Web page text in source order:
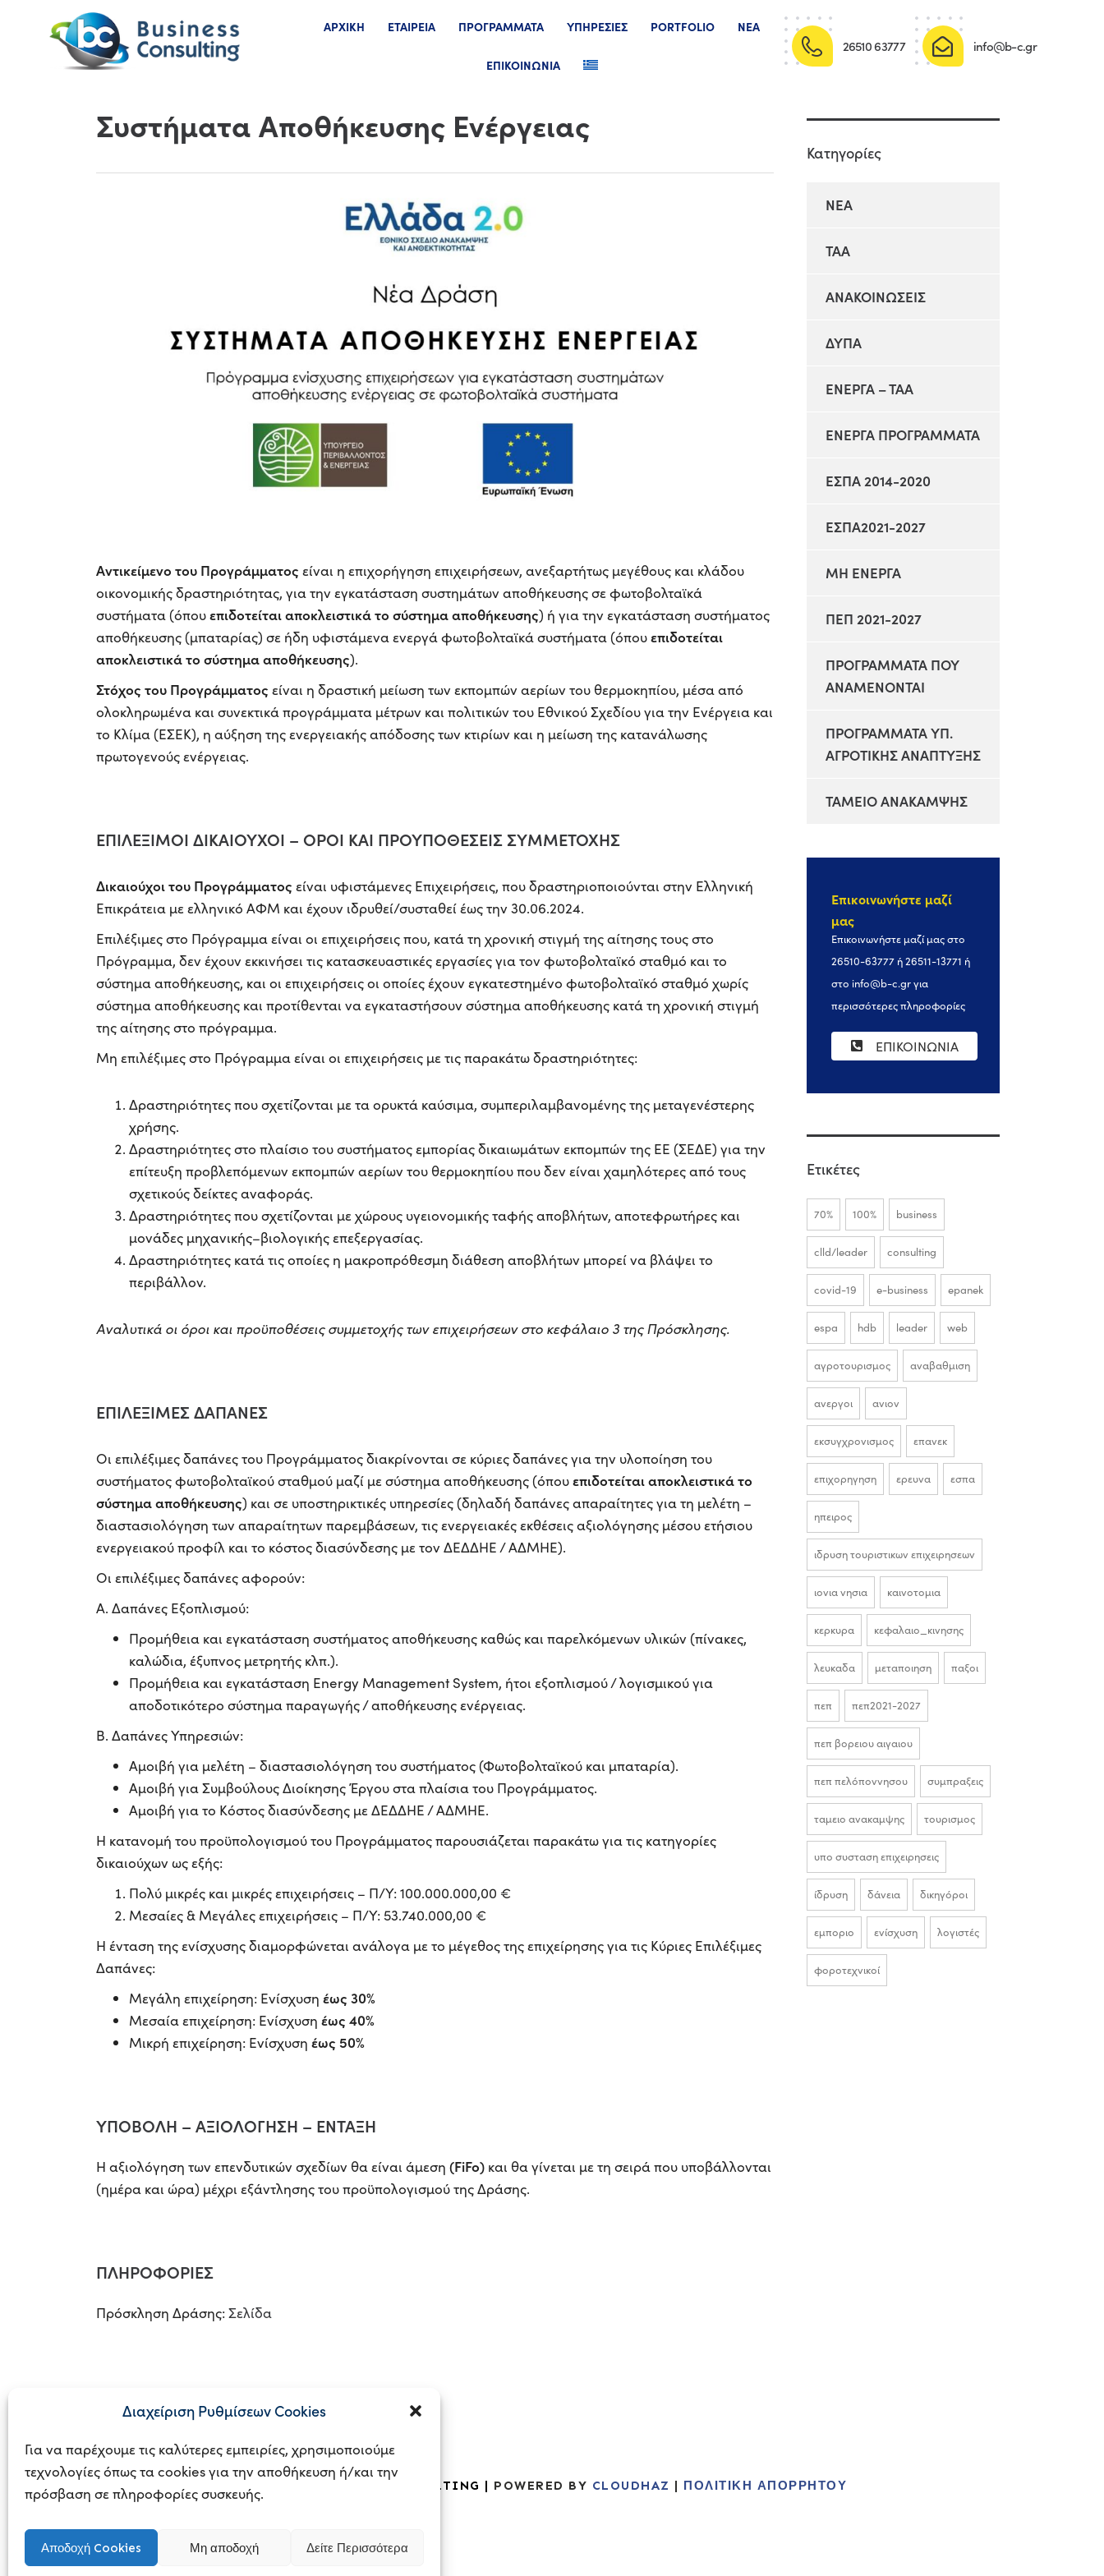
Διαχείριση Ρυθμίσεων Cookies
Για να παρέχουμε τις καλύτερες εμπειρίες, χρησιμοποιούμε
τεχνολογίες όπως τα cookies για την αποθήκευση ή/και την
πρόσβαση σε πληροφορίες συσκευής.
Αποδοχή Cookies Μη αποδοχή Δείτε Περισσότερα
ΑΡΧΙΚΗ ΕΤΑΙΡΕΙΑ ΠΡΟΓΡΑΜΜΑΤΑ ΥΠΗΡΕΣΙΕΣ PORTFOLIO ΝΈΑ
ΕΠΙΚΟΙΝΩΝΙΑ
26510 63777 info@b-c.gr
Συστήματα Αποθήκευσης Ενέργειας
Αντικείμενο του Προγράμματος είναι η επιχορήγηση επιχειρήσεων, ανεξαρτήτως μεγέθους και κλάδου
οικονομικής δραστηριότητας, για την εγκατάσταση συστημάτων αποθήκευσης σε φωτοβολταϊκά
συστήματα (όπουεπιδοτείται αποκλειστικά το σύστημα αποθήκευσης) ή για την εγκατάσταση συστήματος
αποθήκευσης (μπαταρίας) σε ήδη υφιστάμενα ενεργά φωτοβολταϊκά συστήματα (όπουεπιδοτείται
αποκλειστικά το σύστημα αποθήκευσης).
Στόχος του Προγράμματος είναι η δραστική μείωση των εκπομπών αερίων του θερμοκηπίου, μέσα από
ολοκληρωμένα και συνεκτικά προγράμματα μέτρων και πολιτικών του Εθνικού Σχεδίου για την Ενέργεια και
το Κλίμα (ΕΣΕΚ), η αύξηση της ενεργειακής απόδοσης των κτιρίων και η μείωση της κατανάλωσης
πρωτογενούς ενέργειας.
ΕΠΙΛΕΞΙΜΟΙ ΔΙΚΑΙΟΥΧΟΙ – ΟΡΟΙ ΚΑΙ ΠΡΟΥΠΟΘΕΣΕΙΣ ΣΥΜΜΕΤΟΧΗΣ
Δικαιούχοι του Προγράμματος είναι υφιστάμενες Επιχειρήσεις, που δραστηριοποιούνται στην Ελληνική
Επικράτεια με ελληνικό ΑΦΜ και έχουν ιδρυθεί/συσταθεί έως την 30.06.2024.
Επιλέξιμες στο Πρόγραμμα είναι οι επιχειρήσεις που, κατά τη χρονική στιγμή της αίτησης τους στο
Πρόγραμμα, δεν έχουν εκκινήσει τις κατασκευαστικές εργασίες για τον φωτοβολταϊκό σταθμό και το
σύστημα αποθήκευσης, και οι επιχειρήσεις οι οποίες έχουν εγκατεστημένο φωτοβολταϊκό σταθμό χωρίς
σύστημα αποθήκευσης και προτίθενται να εγκαταστήσουν σύστημα αποθήκευσης κατά τη χρονική στιγμή
της αίτησης στο πρόγραμμα.
Μη επιλέξιμες στο Πρόγραμμα είναι οι επιχειρήσεις με τις παρακάτω δραστηριότητες:
Δραστηριότητες που σχετίζονται με τα ορυκτά καύσιμα, συμπεριλαμβανομένης της μεταγενέστερης
χρήσης.
Δραστηριότητες στο πλαίσιο του συστήματος εμπορίας δικαιωμάτων εκπομπών της ΕΕ (ΣΕΔΕ) για την
επίτευξη προβλεπόμενων εκπομπών αερίων του θερμοκηπίου που δεν είναι χαμηλότερες από τους
σχετικούς δείκτες αναφοράς.
Δραστηριότητες που σχετίζονται με χώρους υγειονομικής ταφής αποβλήτων, αποτεφρωτήρες και
μονάδες μηχανικής–βιολογικής επεξεργασίας.
Δραστηριότητες κατά τις οποίες η μακροπρόθεσμη διάθεση αποβλήτων μπορεί να βλάψει το
περιβάλλον.
Αναλυτικά οι όροι και προϋποθέσεις συμμετοχής των επιχειρήσεων στο κεφάλαιο 3 της Πρόσκλησης.
ΕΠΙΛΕΞΙΜΕΣ ΔΑΠΑΝΕΣ
Οι επιλέξιμες δαπάνες του Προγράμματος διακρίνονται σε κύριες δαπάνες για την υλοποίηση του
συστήματος φωτοβολταϊκού σταθμού μαζί με σύστημα αποθήκευσης (όπουεπιδοτείται αποκλειστικά το
σύστημα αποθήκευσης) και σε υποστηρικτικές υπηρεσίες (δηλαδή δαπάνες απαραίτητες για τη μελέτη –
διαστασιολόγηση των απαραίτητων παρεμβάσεων, τις ενεργειακές εκθέσεις αξιολόγησης μέσου ετήσιου
ενεργειακού προφίλ και το κόστος διασύνδεσης με τον ΔΕΔΔΗΕ / ΑΔΜΗΕ).
Οι επιλέξιμες δαπάνες αφορούν:
Α. Δαπάνες Εξοπλισμού:
Προμήθεια και εγκατάσταση συστήματος αποθήκευσης καθώς και παρελκόμενων υλικών (πίνακες,
καλώδια, έξυπνος μετρητής κλπ.).
Προμήθεια και εγκατάσταση Energy Management System, ήτοι εξοπλισμού / λογισμικού για
αποδοτικότερο σύστημα παραγωγής / αποθήκευσης ενέργειας.
Β. Δαπάνες Υπηρεσιών:
Αμοιβή για μελέτη – διαστασιολόγηση του συστήματος (Φωτοβολταϊκού και μπαταρία).
Αμοιβή για Συμβούλους Διοίκησης Έργου στα πλαίσια του Προγράμματος.
Αμοιβή για το Κόστος διασύνδεσης με ΔΕΔΔΗΕ / ΑΔΜΗΕ.
Η κατανομή του προϋπολογισμού του Προγράμματος παρουσιάζεται παρακάτω για τις κατηγορίες
δικαιούχων ως εξής:
Πολύ μικρές και μικρές επιχειρήσεις – Π/Υ: 100.000.000,00 €
Μεσαίες & Μεγάλες επιχειρήσεις – Π/Υ: 53.740.000,00 €
Η ένταση της ενίσχυσης διαμορφώνεται ανάλογα με το μέγεθος της επιχείρησης για τις Κύριες Επιλέξιμες
Δαπάνες:
Μεγάλη επιχείρηση: Ενίσχυση έως 30%
Μεσαία επιχείρηση: Ενίσχυση έως 40%
Μικρή επιχείρηση: Ενίσχυση έως 50%
ΥΠΟΒΟΛΗ – ΑΞΙΟΛΟΓΗΣΗ – ΕΝΤΑΞΗ
Η αξιολόγηση των επενδυτικών σχεδίων θα είναι άμεση (FiFo) και θα γίνεται με τη σειρά που υποβάλλονται
(ημέρα και ώρα) μέχρι εξάντλησης του προϋπολογισμού της Δράσης.
ΠΛΗΡΟΦΟΡΙΕΣ
Πρόσκληση Δράσης:Σελίδα
Κατηγορίες
NEA
TAA
ΑΝΑΚΟΙΝΩΣΕΙΣ
ΔΥΠΑ
ΕΝΕΡΓΑ – ΤΑΑ
ΕΝΕΡΓΑ ΠΡΟΓΡΑΜΜΑΤΑ
ΕΣΠΑ 2014-2020
ΕΣΠΑ2021-2027
ΜΗ ΕΝΕΡΓΑ
ΠΕΠ 2021-2027
ΠΡΟΓΡΑΜΜΑΤΑ ΠΟΥ
ΑΝΑΜΕΝΟΝΤΑΙ
ΠΡΟΓΡΑΜΜΑΤΑ ΥΠ.
ΑΓΡΟΤΙΚΗΣ ΑΝΑΠΤΥΞΗΣ
ΤΑΜΕΙΟ ΑΝΑΚΑΜΨΗΣ
Επικοινωνήστε μαζί
μας
Επικοινωνήστε μαζί μας στο
26510-63777 ή 26511-13771 ή
στο info@b-c.grγια
περισσότερες πληροφορίες
ΕΠΙΚΟΙΝΩΝΙΑ
Ετικέτες
70% 100% business
clld/leader consulting
covid-19 e-business epanek
espa hdb leader web
αγροτουρισμος αναβαθμιση
ανεργοι ανιον
εκσυγχρονισμος επανεκ
επιχορηγηση ερευνα εσπα
ηπειρος
ιδρυση τουριστικων επιχειρησεων
ιονια νησια καινοτομια
κερκυρα κεφαλαιο_κινησης
λευκαδα μεταποιηση παξοι
πεπ πεπ2021-2027
πεπ βορειου αιγαιου
πεπ πελόποννησου συμπραξεις
ταμειο ανακαμψης τουρισμος
υπο συσταση επιχειρησεις
ίδρυση δάνεια δικηγόροι
εμποριο ενίσχυση λογιστές
φοροτεχνικοί
BUSINESS CONSULTING | POWERED BY CLOUDHAZ | ΠΟΛΙΤΙΚΗ ΑΠΟΡΡΗΤΟΥ